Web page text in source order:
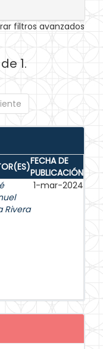
filtros avanzados
1.
FECHA DE
PUBLICACIÓN
Rivera
1-mar-2024